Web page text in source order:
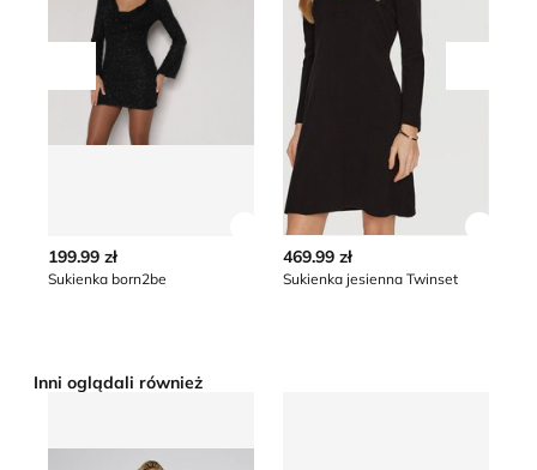
Przesuń w lewo
Zobacz szczegóły produktu
199.99 zł
Sukienka born2be
469.99 zł
Sukienka jesienna Twinset
Inni oglądali również